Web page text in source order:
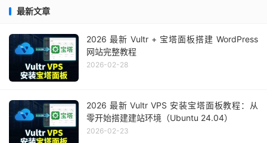
最新文章
2026 最新 Vultr + 宝塔面板搭建 WordPress
网站完整教程
2026-02-28
2026 最新 Vultr VPS 安装宝塔面板教程：从
零开始搭建建站环境（Ubuntu 24.04）
2026-02-23